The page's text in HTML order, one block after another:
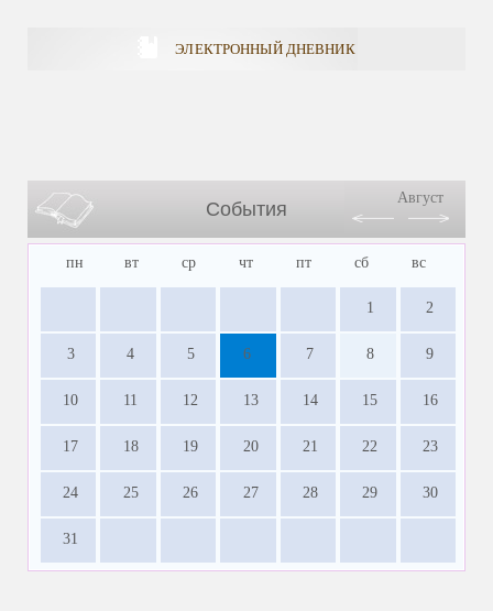
ЭЛЕКТРОННЫЙ ДНЕВНИК
События
Август
пн вт ср чт пт сб вс
1 2
3 4 5 6 7 8 9
10 11 12 13 14 15 16
17 18 19 20 21 22 23
24 25 26 27 28 29 30
31